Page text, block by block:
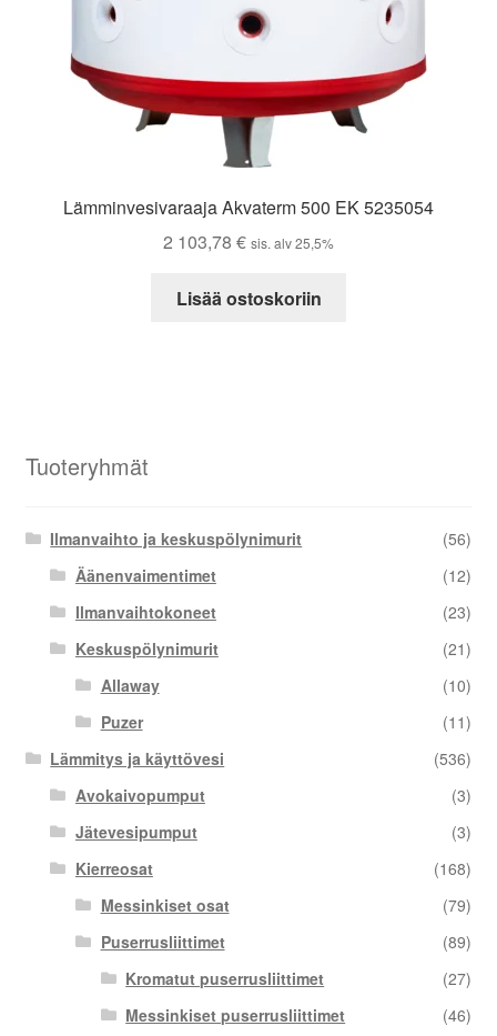
Lämminvesivaraaja Akvaterm 500 EK 5235054
2 103,78 € sis. alv 25,5%
Lisää ostoskoriin
Tuoteryhmät
Ilmanvaihto ja keskuspölynimurit
(56)
Äänenvaimentimet
(12)
Ilmanvaihtokoneet
(23)
Keskuspölynimurit
(21)
Allaway
(10)
Puzer
(11)
Lämmitys ja käyttövesi
(536)
Avokaivopumput
(3)
Jätevesipumput
(3)
Kierreosat
(168)
Messinkiset osat
(79)
Puserrusliittimet
(89)
Kromatut puserrusliittimet
(27)
Messinkiset puserrusliittimet
(46)